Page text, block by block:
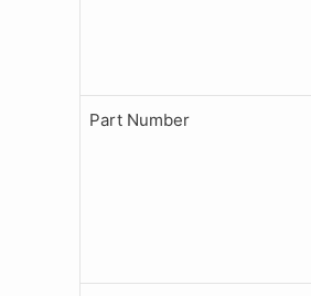
Part Number